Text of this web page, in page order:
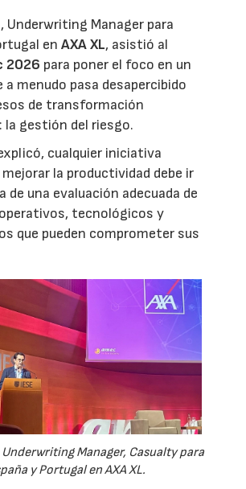
Underwriting Manager para
enAXA XL, asistió al
2026 para poner el foco en un
a menudo pasa desapercibido
de transformación
la gestión del riesgo.
cualquier iniciativa
la productividad debe ir
de una evaluación adecuada de
tecnológicos y
que pueden comprometer sus
Underwriting Manager, Casualty para
y Portugal en AXA XL.